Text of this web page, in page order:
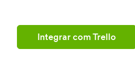
Integrar com Trello